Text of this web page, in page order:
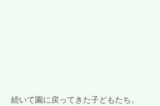
続いて園に戻ってきた子どもたち。